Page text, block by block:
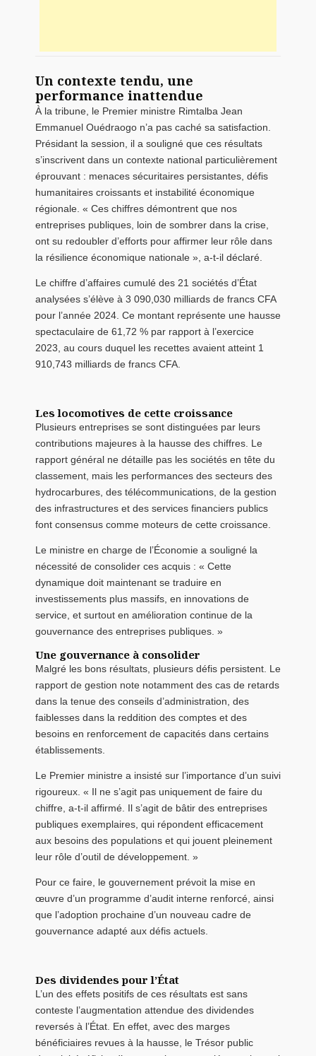
Un contexte tendu, une
performance inattendue
À la tribune, le Premier ministre Rimtalba Jean
Emmanuel Ouédraogo n’a pas caché sa satisfaction.
Présidant la session, il a souligné que ces résultats
s’inscrivent dans un contexte national particulièrement
éprouvant : menaces sécuritaires persistantes, défis
humanitaires croissants et instabilité économique
régionale. « Ces chiffres démontrent que nos
entreprises publiques, loin de sombrer dans la crise,
ont su redoubler d’efforts pour affirmer leur rôle dans
la résilience économique nationale », a-t-il déclaré.
Le chiffre d’affaires cumulé des 21 sociétés d’État
analysées s’élève à 3 090,030 milliards de francs CFA
pour l’année 2024. Ce montant représente une hausse
spectaculaire de 61,72 % par rapport à l’exercice
2023, au cours duquel les recettes avaient atteint 1
910,743 milliards de francs CFA.
Les locomotives de cette croissance
Plusieurs entreprises se sont distinguées par leurs
contributions majeures à la hausse des chiffres. Le
rapport général ne détaille pas les sociétés en tête du
classement, mais les performances des secteurs des
hydrocarbures, des télécommunications, de la gestion
des infrastructures et des services financiers publics
font consensus comme moteurs de cette croissance.
Le ministre en charge de l’Économie a souligné la
nécessité de consolider ces acquis : « Cette
dynamique doit maintenant se traduire en
investissements plus massifs, en innovations de
service, et surtout en amélioration continue de la
gouvernance des entreprises publiques. »
Une gouvernance à consolider
Malgré les bons résultats, plusieurs défis persistent. Le
rapport de gestion note notamment des cas de retards
dans la tenue des conseils d’administration, des
faiblesses dans la reddition des comptes et des
besoins en renforcement de capacités dans certains
établissements.
Le Premier ministre a insisté sur l’importance d’un suivi
rigoureux. « Il ne s’agit pas uniquement de faire du
chiffre, a-t-il affirmé. Il s’agit de bâtir des entreprises
publiques exemplaires, qui répondent efficacement
aux besoins des populations et qui jouent pleinement
leur rôle d’outil de développement. »
Pour ce faire, le gouvernement prévoit la mise en
œuvre d’un programme d’audit interne renforcé, ainsi
que l’adoption prochaine d’un nouveau cadre de
gouvernance adapté aux défis actuels.
Des dividendes pour l’État
L’un des effets positifs de ces résultats est sans
conteste l’augmentation attendue des dividendes
reversés à l’État. En effet, avec des marges
bénéficiaires revues à la hausse, le Trésor public